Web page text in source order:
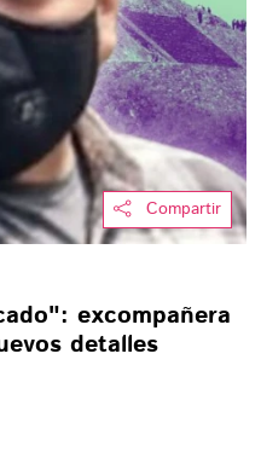
Compartir
excompañera
detalles